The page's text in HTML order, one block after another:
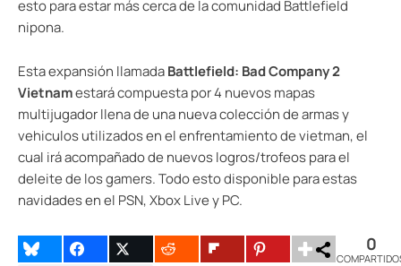
esto para estar más cerca de la comunidad Battlefield
nipona.
Esta expansión llamadaBattlefield: Bad Company 2
Vietnamestará compuesta por 4 nuevos mapas
multijugador llena de una nueva colección de armas y
vehiculos utilizados en el enfrentamiento de vietman, el
cual irá acompañado de nuevos logros/trofeos para el
deleite de los gamers. Todo esto disponible para estas
navidades en el PSN, Xbox Live y PC.
0